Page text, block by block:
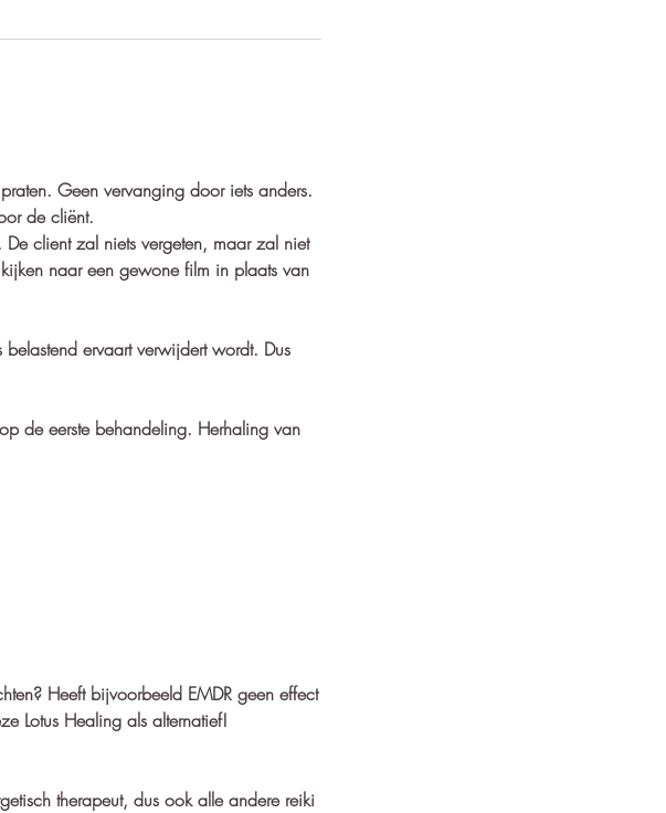
Geen vervanging door iets anders.
de cliënt.
client zal niets vergeten, maar zal niet
naar een gewone film in plaats van
ervaart verwijdert wordt. Dus
de eerste behandeling. Herhaling van
Heeft bijvoorbeeld EMDR geen effect
Lotus Healing als alternatief!
therapeut, dus ook alle andere reiki